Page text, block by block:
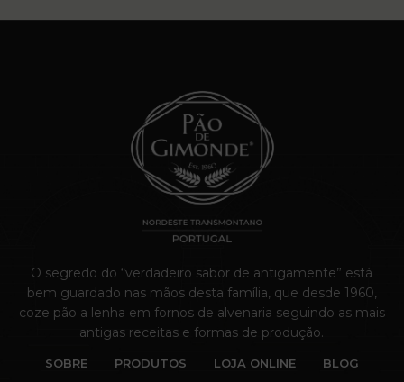
O segredo do “verdadeiro sabor de antigamente” está
bem guardado nas mãos desta família, que desde 1960,
coze pão a lenha em fornos de alvenaria seguindo as mais
antigas receitas e formas de produção.
SOBRE PRODUTOS LOJA ONLINE BLOG